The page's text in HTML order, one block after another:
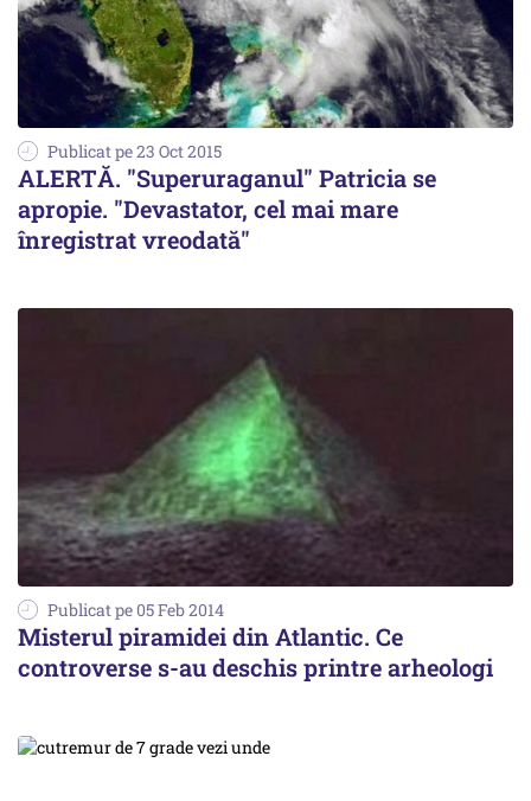
Publicat pe 23 Oct 2015
ALERTĂ. "Superuraganul" Patricia se
apropie. "Devastator, cel mai mare
înregistrat vreodată"
Publicat pe 05 Feb 2014
Misterul piramidei din Atlantic. Ce
controverse s-au deschis printre arheologi